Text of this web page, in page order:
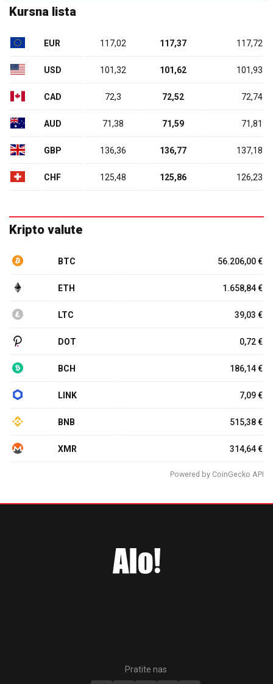
Kursna lista
EUR 117,02 117,37 117,72
USD 101,32 101,62 101,93
CAD 72,3 72,52 72,74
AUD 71,38 71,59 71,81
GBP 136,36 136,77 137,18
CHF 125,48 125,86 126,23
Kripto valute
BTC 56.206,00 €
ETH 1.658,84 €
LTC 39,03 €
DOT 0,72 €
BCH 186,14 €
LINK 7,09 €
BNB 515,38 €
XMR 314,64 €
Powered by CoinGecko API